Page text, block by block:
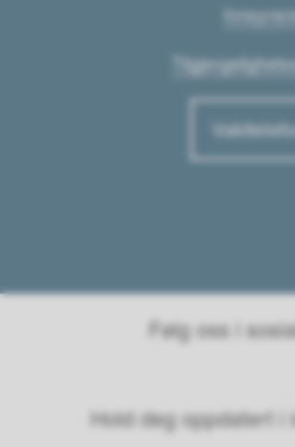
Følg oss i
Hold deg oppdatert i